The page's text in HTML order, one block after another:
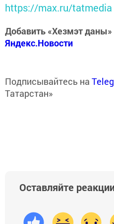
https://max.ru/tatmedia
Добавить «Хезмэт даны»
Яндекс.Новости
Подписывайтесь на
Татарстан»
Оставляйте